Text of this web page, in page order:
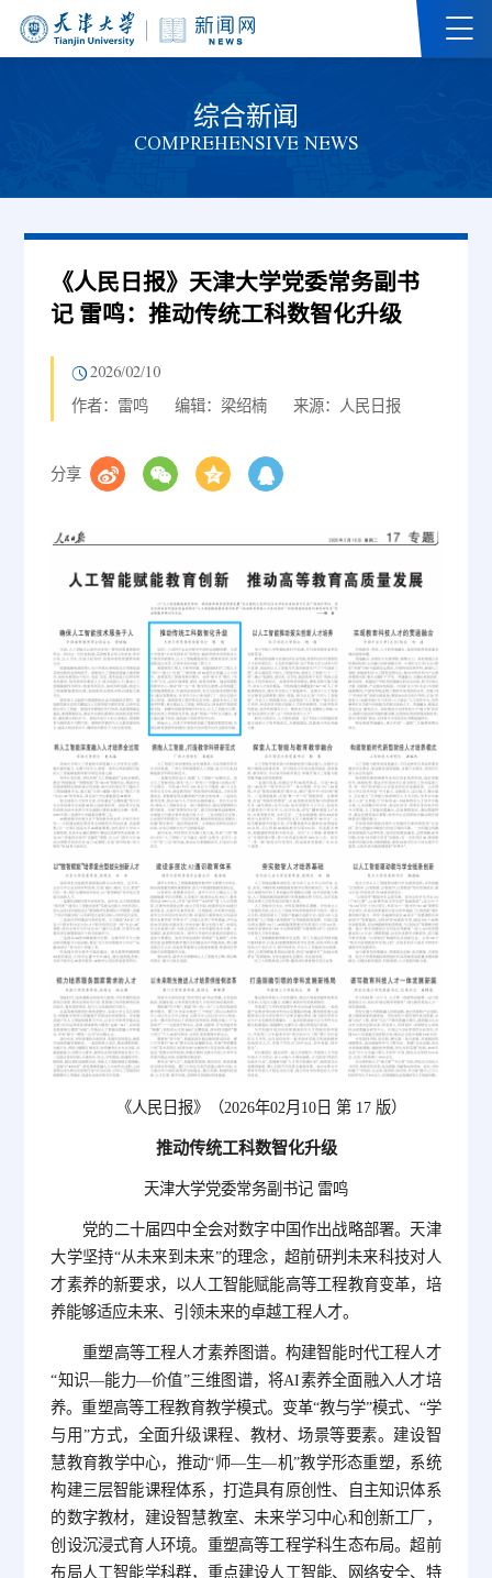
综合新闻
COMPREHENSIVE NEWS
《人民日报》天津大学党委常务副书
记 雷鸣：推动传统工科数智化升级
2026/02/10
作者：雷鸣 编辑：梁绍楠 来源：人民日报
分享
《人民日报》（2026年02月10日 第 17 版）
推动传统工科数智化升级
天津大学党委常务副书记 雷鸣
党的二十届四中全会对数字中国作出战略部署。天津
大学坚持“从未来到未来”的理念，超前研判未来科技对人
才素养的新要求，以人工智能赋能高等工程教育变革，培
养能够适应未来、引领未来的卓越工程人才。
重塑高等工程人才素养图谱。构建智能时代工程人才
“知识—能力—价值”三维图谱，将AI素养全面融入人才培
养。重塑高等工程教育教学模式。变革“教与学”模式、“学
与用”方式，全面升级课程、教材、场景等要素。建设智
慧教育教学中心，推动“师—生—机”教学形态重塑，系统
构建三层智能课程体系，打造具有原创性、自主知识体系
的数字教材，建设智慧教室、未来学习中心和创新工厂，
创设沉浸式育人环境。重塑高等工程学科生态布局。超前
布局人工智能学科群，重点建设人工智能、网络安全、特